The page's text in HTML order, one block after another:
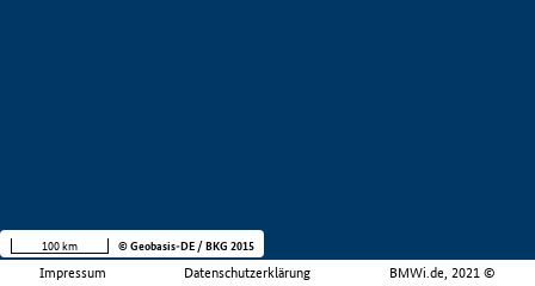
Impressum Datenschutzerklärung BMWi.de, 2021 ©
100 km © Geobasis-DE / BKG 2015